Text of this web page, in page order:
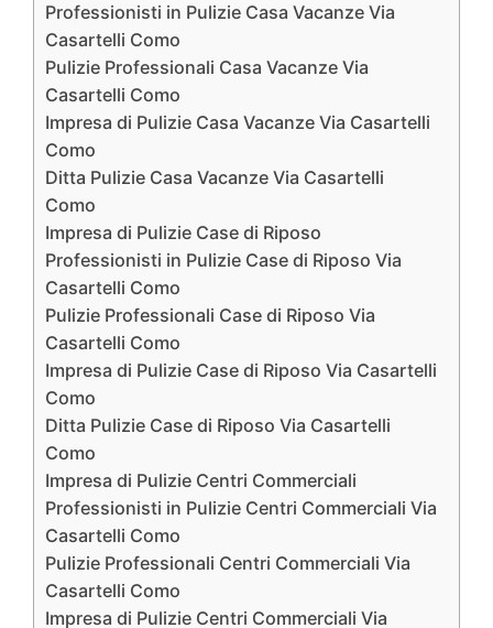
Professionisti in Pulizie Casa Vacanze Via
Casartelli Como
Pulizie Professionali Casa Vacanze Via
Casartelli Como
Impresa di Pulizie Casa Vacanze Via Casartelli
Como
Ditta Pulizie Casa Vacanze Via Casartelli
Como
Impresa di Pulizie Case di Riposo
Professionisti in Pulizie Case di Riposo Via
Casartelli Como
Pulizie Professionali Case di Riposo Via
Casartelli Como
Impresa di Pulizie Case di Riposo Via Casartelli
Como
Ditta Pulizie Case di Riposo Via Casartelli
Como
Impresa di Pulizie Centri Commerciali
Professionisti in Pulizie Centri Commerciali Via
Casartelli Como
Pulizie Professionali Centri Commerciali Via
Casartelli Como
Impresa di Pulizie Centri Commerciali Via